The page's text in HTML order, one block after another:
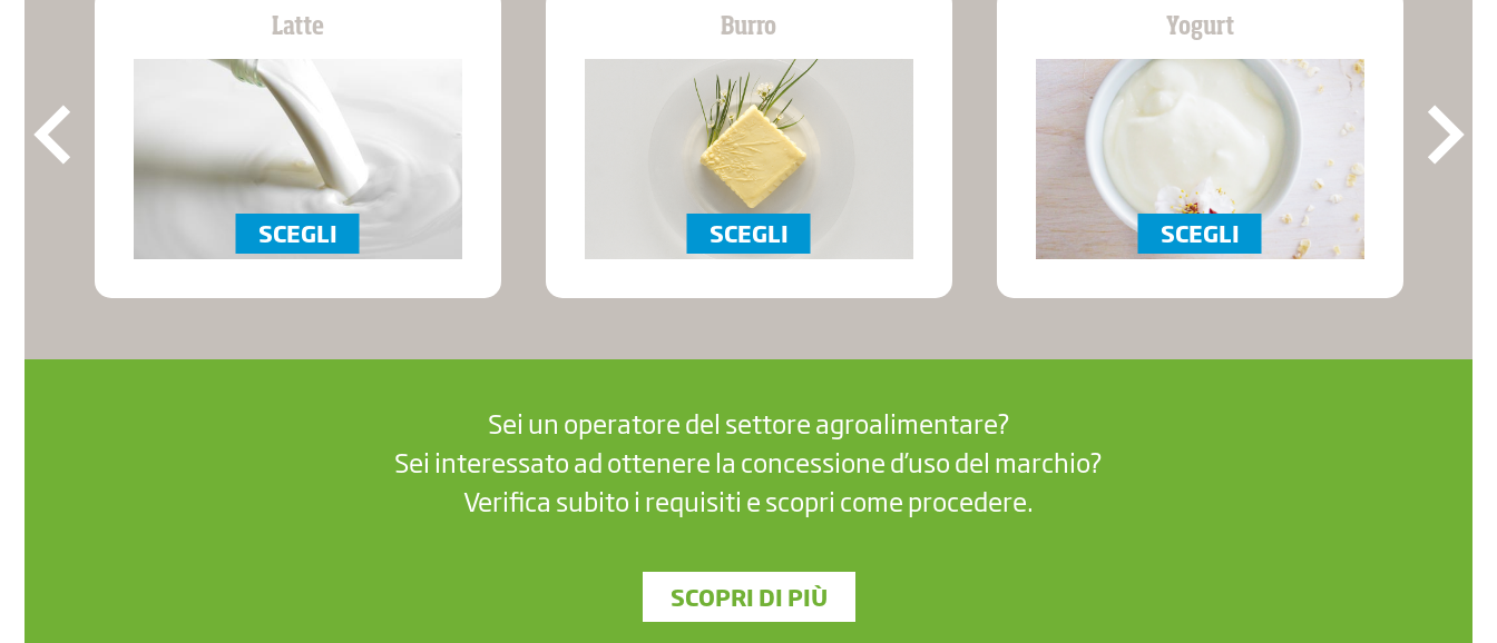
Latte
SCEGLI
Burro
SCEGLI
Yogurt
SCEGLI
Sei un operatore del settore agroalimentare?
Sei interessato ad ottenere la concessione d’uso del marchio?
Verifica subito i requisiti e scopri come procedere.
SCOPRI DI PIÙ